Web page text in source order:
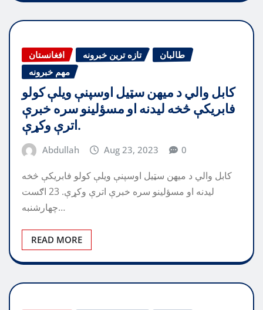
افغانستان تازه ترین خبرونه
طالبان
مهم خبرونه
کابل والي د میهن سټیل اوسپنې ویلې کولو
فابریکې څخه لیدنه او مسؤلینو سره خبرې
اترې وکړې.
Abdullah Aug 23, 2023 0
کابل والي د میهن سټیل اوسپنې ویلې کولو فابریکې څخه
لیدنه او مسؤلینو سره خبرې اترې وکړې. 23 اګست
چهارشنبه…
READ MORE